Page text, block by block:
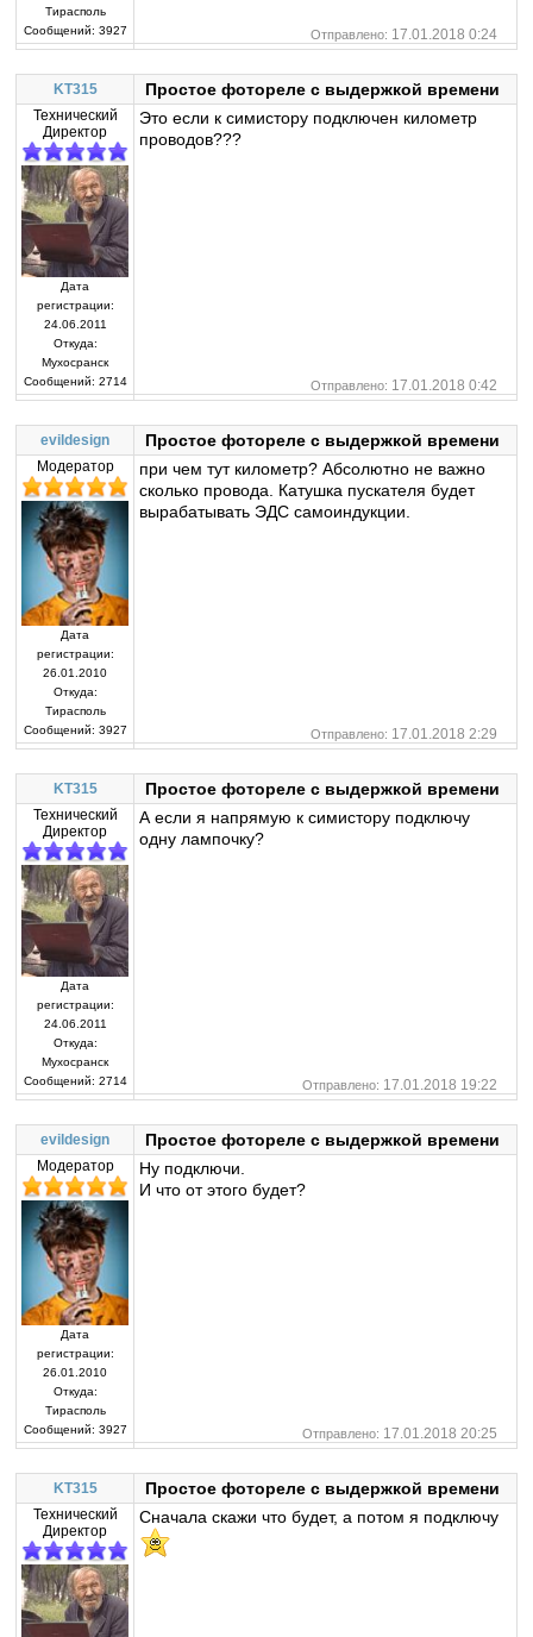
Тирасполь
Сообщений: 3927 Отправлено: 17.01.2018 0:24
KT315 Простое фотореле с выдержкой времени
Технический
Директор
Дата
регистрации:
24.06.2011
Откуда:
Мухосранск
Сообщений: 2714
Это если к симистору подключен километр
проводов???
Отправлено: 17.01.2018 0:42
evildesign Простое фотореле с выдержкой времени
Модератор
Дата
регистрации:
26.01.2010
Откуда:
Тирасполь
Сообщений: 3927
при чем тут километр? Абсолютно не важно
сколько провода. Катушка пускателя будет
вырабатывать ЭДС самоиндукции.
Отправлено: 17.01.2018 2:29
KT315 Простое фотореле с выдержкой времени
Технический
Директор
Дата
регистрации:
24.06.2011
Откуда:
Мухосранск
Сообщений: 2714
А если я напрямую к симистору подключу
одну лампочку?
Отправлено: 17.01.2018 19:22
evildesign Простое фотореле с выдержкой времени
Модератор
Дата
регистрации:
26.01.2010
Откуда:
Тирасполь
Сообщений: 3927
Ну подключи.
И что от этого будет?
Отправлено: 17.01.2018 20:25
KT315 Простое фотореле с выдержкой времени
Технический
Директор
Сначала скажи что будет, а потом я подключу